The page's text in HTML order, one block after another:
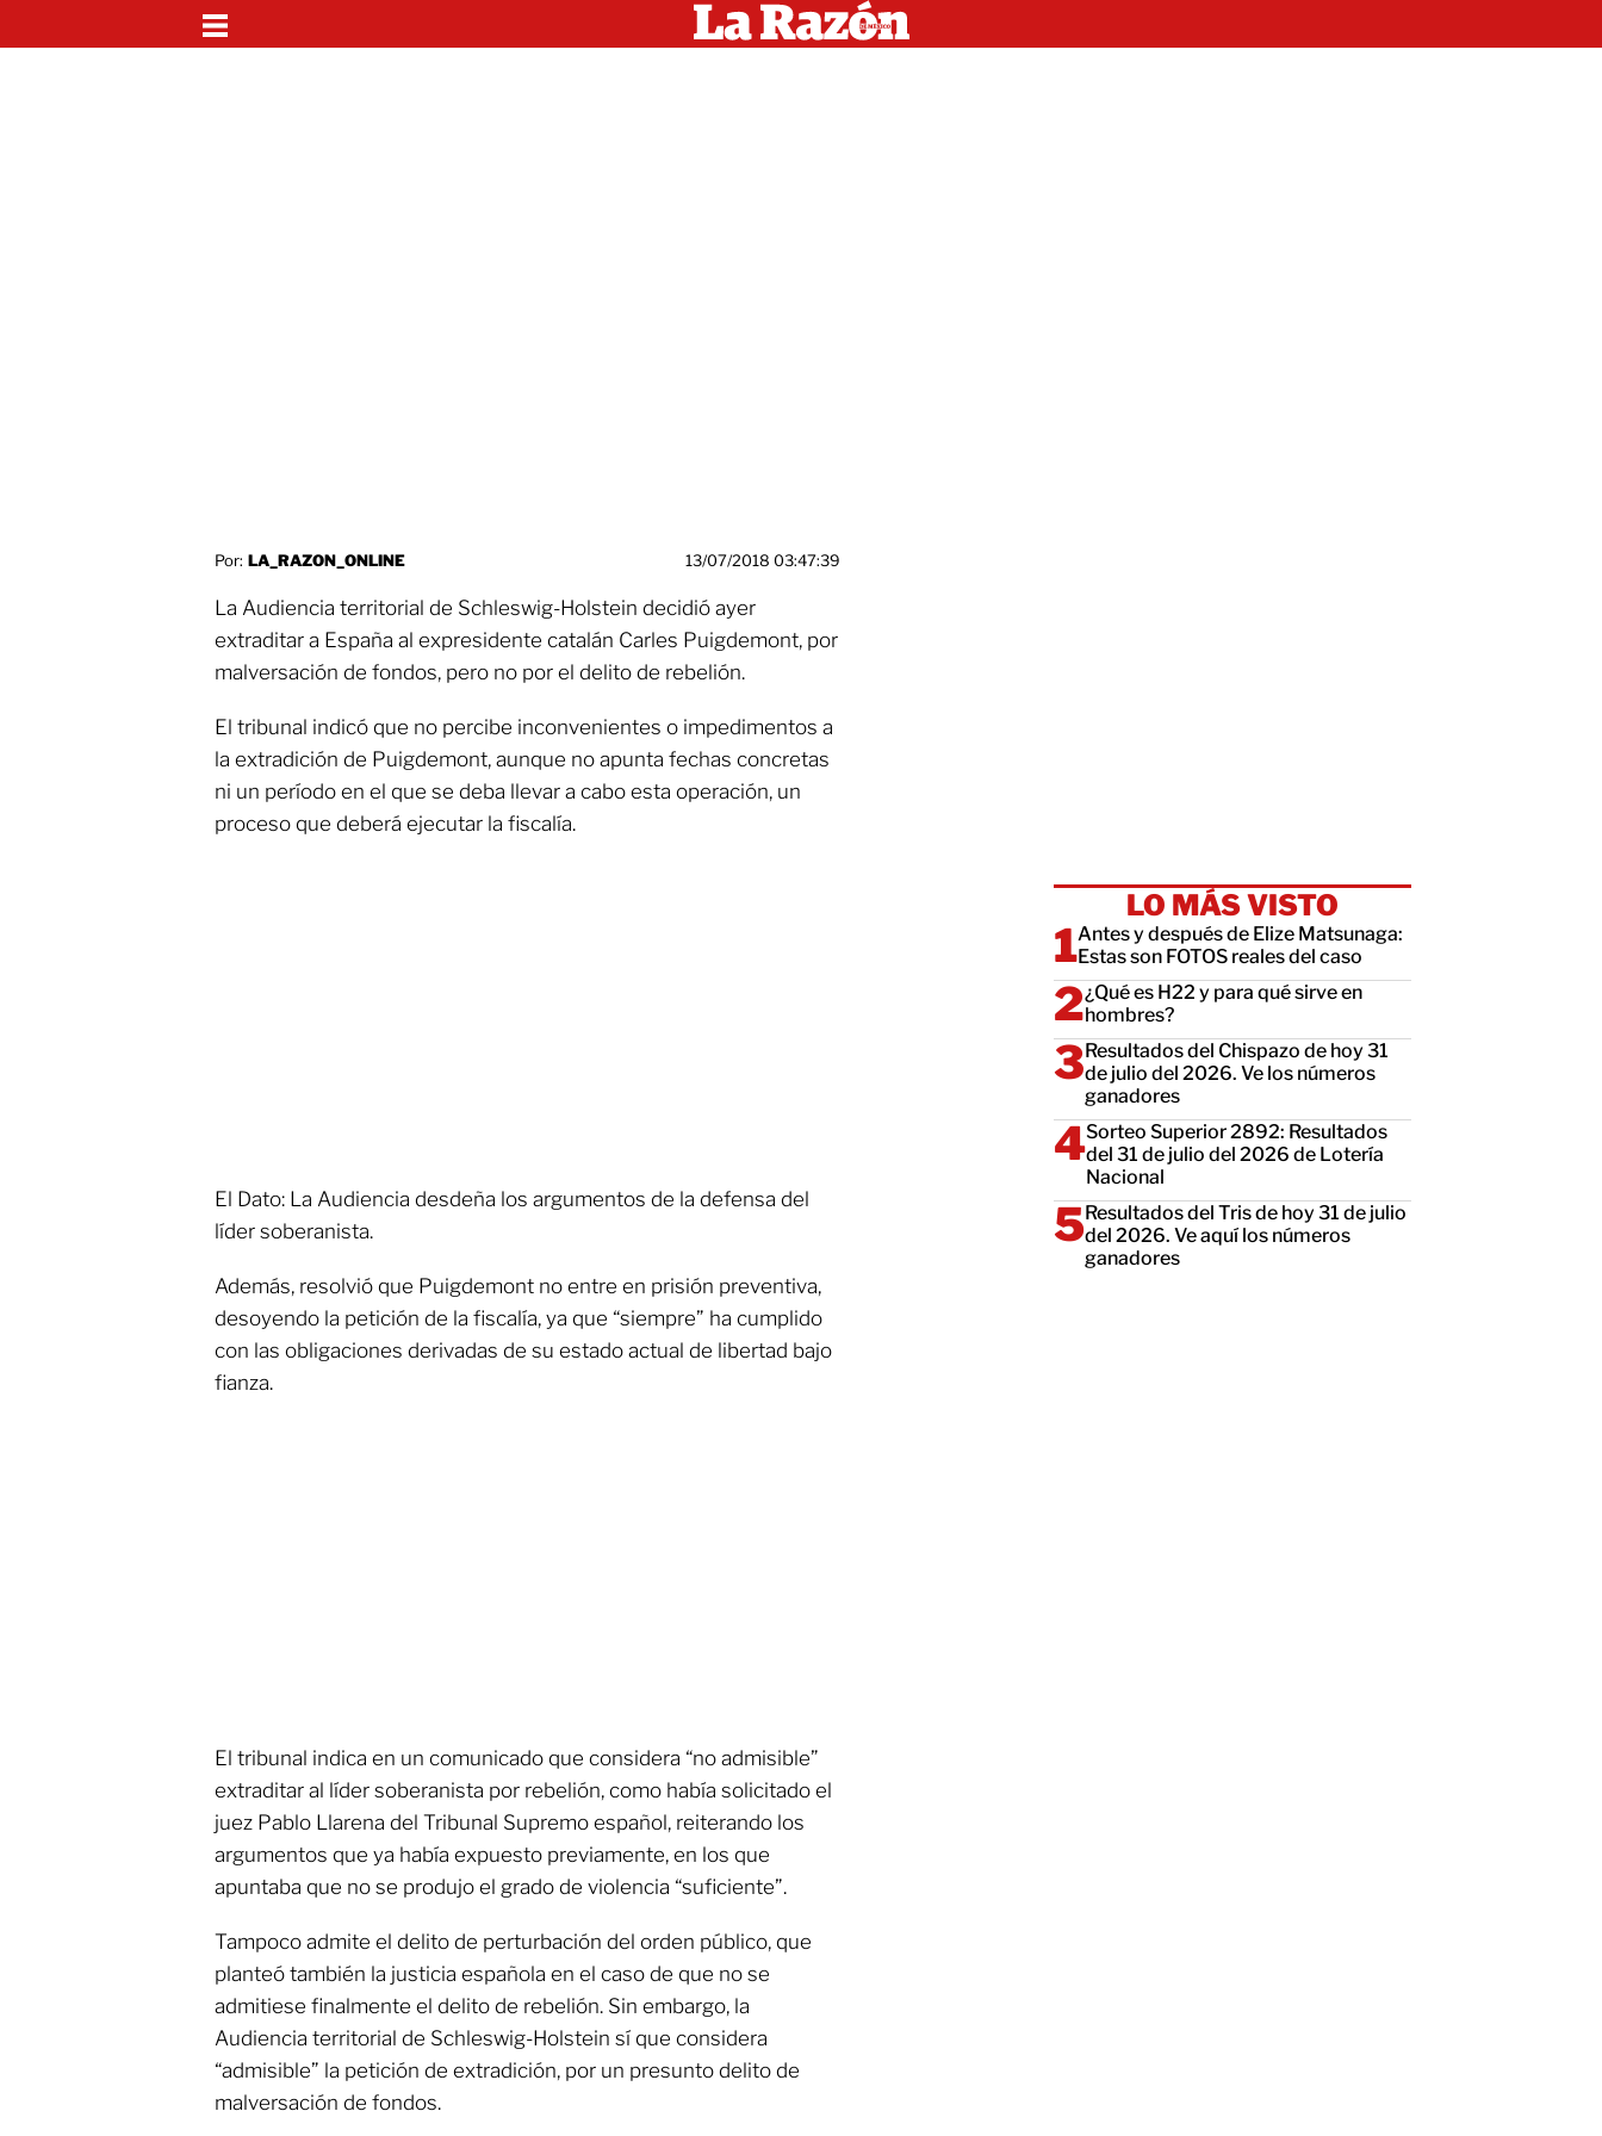
Por: LA_RAZON_ONLINE 13/07/2018 03:47:39
La Audiencia territorial de Schleswig-Holstein decidió ayer
extraditar a España al expresidente catalán Carles Puigdemont, por
malversación de fondos, pero no por el delito de rebelión.
El tribunal indicó que no percibe inconvenientes o impedimentos a
la extradición de Puigdemont, aunque no apunta fechas concretas
ni un período en el que se deba llevar a cabo esta operación, un
proceso que deberá ejecutar la fiscalía.
El Dato: La Audiencia desdeña los argumentos de la defensa del
líder soberanista.
Además, resolvió que Puigdemont no entre en prisión preventiva,
desoyendo la petición de la fiscalía, ya que “siempre” ha cumplido
con las obligaciones derivadas de su estado actual de libertad bajo
fianza.
El tribunal indica en un comunicado que considera “no admisible”
extraditar al líder soberanista por rebelión, como había solicitado el
juez Pablo Llarena del Tribunal Supremo español, reiterando los
argumentos que ya había expuesto previamente, en los que
apuntaba que no se produjo el grado de violencia “suficiente”.
Tampoco admite el delito de perturbación del orden público, que
planteó también la justicia española en el caso de que no se
admitiese finalmente el delito de rebelión. Sin embargo, la
Audiencia territorial de Schleswig-Holstein sí que considera
“admisible” la petición de extradición, por un presunto delito de
malversación de fondos.
LO MÁS VISTO
Antes y después de Elize Matsunaga:
Estas son FOTOS reales del caso
¿Qué es H22 y para qué sirve en
hombres?
Resultados del Chispazo de hoy 31
de julio del 2026. Ve los números
ganadores
Sorteo Superior 2892: Resultados
del 31 de julio del 2026 de Lotería
Nacional
Resultados del Tris de hoy 31 de julio
del 2026. Ve aquí los números
ganadores